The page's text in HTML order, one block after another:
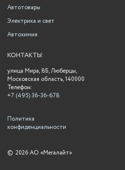
Автотовары
Электрика и свет
Автохимия
КОНТАКТЫ:
улица Мира, 8Б, Люберцы,
Московская область, 140000
Телефон:
+7 (495) 36-36-678
Политика
конфиденциальности
© 2026 АО «Мегалайт»